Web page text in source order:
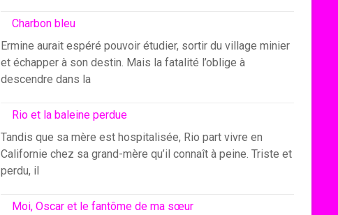
Charbon bleu
Ermine aurait espéré pouvoir étudier, sortir du village minier
et échapper à son destin. Mais la fatalité l’oblige à
descendre dans la
Rio et la baleine perdue
Tandis que sa mère est hospitalisée, Rio part vivre en
Californie chez sa grand-mère qu’il connaît à peine. Triste et
perdu, il
Moi, Oscar et le fantôme de ma sœur